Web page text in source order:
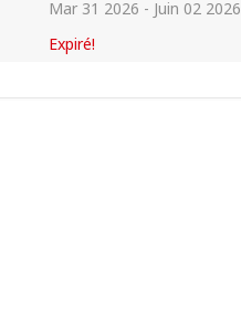
Mar 31 2026 - Juin 02 2026
Expiré!